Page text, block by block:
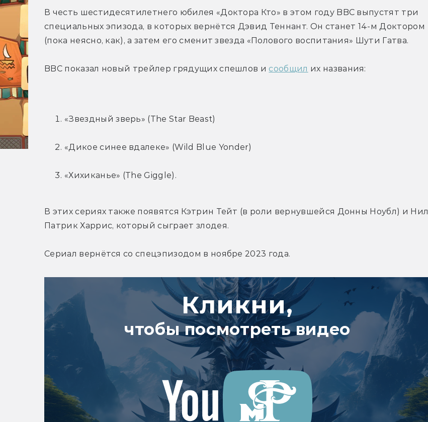
В честь шестидесятилетнего юбилея «Доктора Кто» в этом году BBC выпустят три
специальных эпизода, в которых вернётся Дэвид Теннант. Он станет 14-м Доктором
(пока неясно, как), а затем его сменит звезда «Полового воспитания» Шути Гатва.
BBC показал новый трейлер грядущих спешлов и сообщил их названия:
«Звездный зверь» (The Star Beast)
«Дикое синее вдалеке» (Wild Blue Yonder)
«Хихиканье» (The Giggle).
В этих сериях также появятся Кэтрин Тейт (в роли вернувшейся Донны Ноубл) и Нил
Патрик Харрис, который сыграет злодея.
Сериал вернётся со спецэпизодом в ноябре 2023 года.
Кликни,
чтобы посмотреть видео